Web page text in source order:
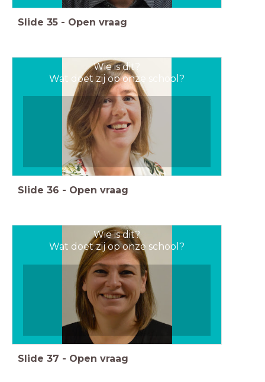
Slide 35 - Open vraag
Wie is dit?
Wat doet zij op onze school?
Slide 36 - Open vraag
Wie is dit?
Wat doet zij op onze school?
Slide 37 - Open vraag